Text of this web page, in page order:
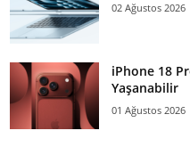
02 Ağustos 2026
iPhone 18
Yaşanabilir
01 Ağustos 2026